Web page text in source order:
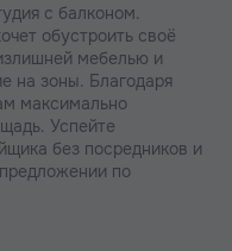
с балконом.
обустроить своё
мебелью и
на зоны. Благодаря
максимально
Успейте
без посредников и
по
по актуальным